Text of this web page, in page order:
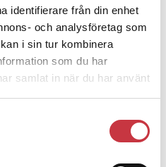
identifierare från din enhet
och analysföretag som
i sin tur kombinera
som du har
samlat in när du har använt